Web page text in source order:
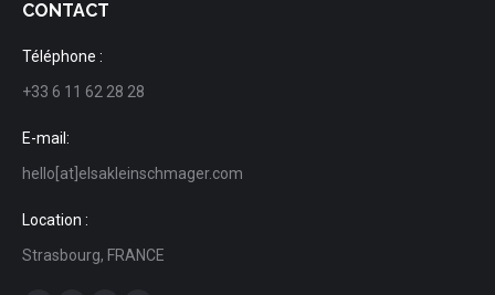
CONTACT
Téléphone :
+33 6 11 62 28 28
E-mail:
hello[at]elsakleinschmager.com
Location :
Strasbourg, FRANCE